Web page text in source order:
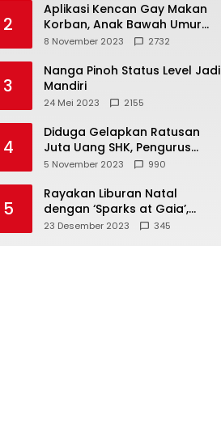
2
Aplikasi Kencan Gay Makan
Korban, Anak Bawah Umur
Jadi Korban Persetubuhan
8 November 2023 2732
3
Nanga Pinoh Status Level Jadi
Mandiri
24 Mei 2023 2155
4
Diduga Gelapkan Ratusan
Juta Uang SHK, Pengurus
Koperasi SUB Dilaporkan ke
5 November 2023 990
5
Rayakan Liburan Natal
dengan ‘Sparks at Gaia’,
Sajikan Tempat Foto Estetik
23 Desember 2023 345